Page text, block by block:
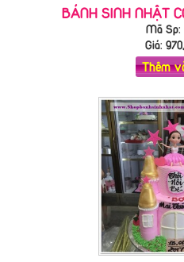
BÁNH SINH NHẬT
Mã Sp:
Giá:
Thêm